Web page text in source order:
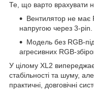
Те, що варто врахувати
Вентилятор не
напругою через 3-pin.
Модель без RGB-
агресивних RGB-
У цілому XL2
стабільності та шуму,
практичні, довговічні